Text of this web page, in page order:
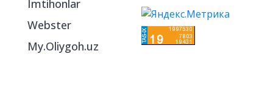
Imtihonlar
Webster
My.Oliygoh.uz